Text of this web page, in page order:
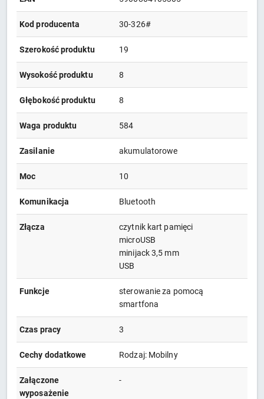
Kod producenta 30-326#
Szerokość produktu 19
Wysokość produktu 8
Głębokość produktu 8
Waga produktu 584
Zasilanie akumulatorowe
Moc 10
Komunikacja Bluetooth
Złącza
czytnik kart pamięci
microUSB
minijack 3,5 mm
USB
Funkcje
sterowanie za pomocą
smartfona
Czas pracy 3
Cechy dodatkowe Rodzaj: Mobilny
Załączone
wyposażenie
-